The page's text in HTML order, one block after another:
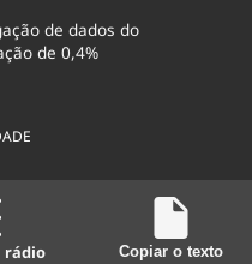
de dados do
de 0,4%
rádio Copiar o texto